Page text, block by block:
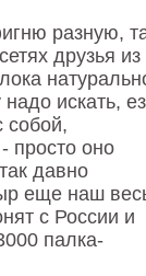
разную,
друзья из
искать,
собой,
просто оно
давно
еще наш
с России и
палка-